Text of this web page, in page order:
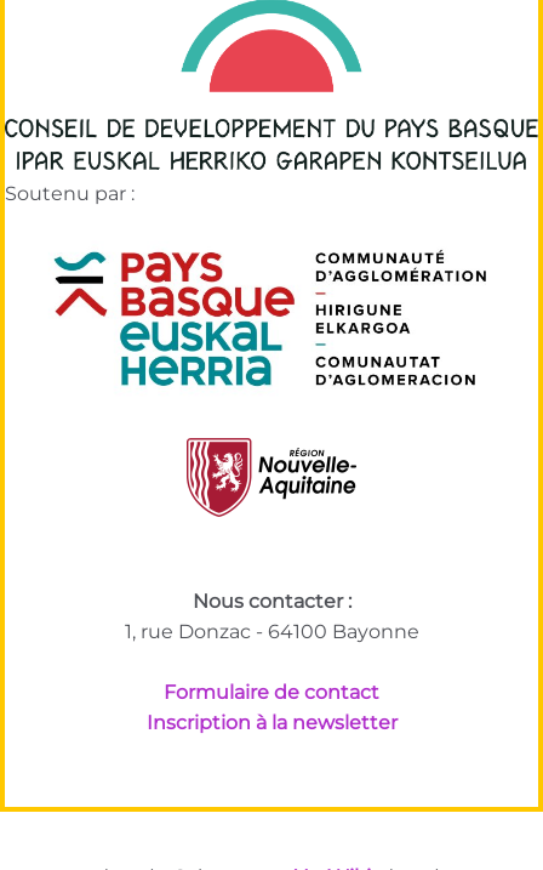
Soutenu par :
Nous contacter :
1, rue Donzac - 64100 Bayonne
Formulaire de contact
Inscription à la newsletter